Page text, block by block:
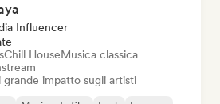
Influencer
Chill HouseMusica classica
impatto sugli artisti